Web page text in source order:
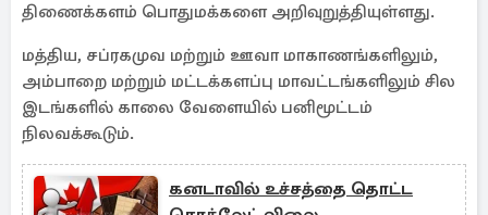
திணைக்களம் பொதுமக்களை அறிவுறுத்தியுள்ளது.
மத்திய, சப்ரகமுவ மற்றும் ஊவா மாகாணங்களிலும்,
அம்பாறை மற்றும் மட்டக்களப்பு மாவட்டங்களிலும் சில
இடங்களில் காலை வேளையில் பனிமூட்டம்
நிலவக்கூடும்.
கனடாவில் உச்சத்தை தொட்ட